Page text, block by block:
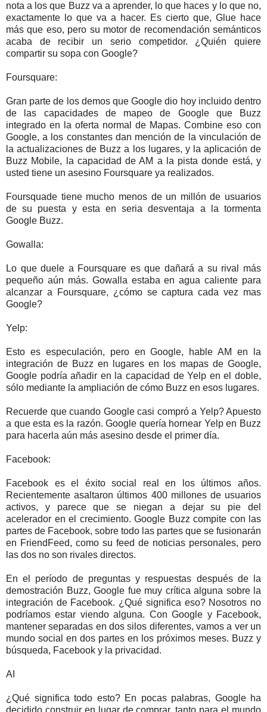
nota a los que Buzz va a aprender, lo que haces y lo que no,
exactamente lo que va a hacer. Es cierto que, Glue hace
más que eso, pero su motor de recomendación semánticos
acaba de recibir un serio competidor. ¿Quién quiere
compartir su sopa con Google?
Foursquare:
Gran parte de los demos que Google dio hoy incluido dentro
de las capacidades de mapeo de Google que Buzz
integrado en la oferta normal de Mapas. Combine eso con
Google, a los constantes dan mención de la vinculación de
la actualizaciones de Buzz a los lugares, y la aplicación de
Buzz Mobile, la capacidad de AM a la pista donde está, y
usted tiene un asesino Foursquare ya realizados.
Foursquade tiene mucho menos de un millón de usuarios
de su puesta y esta en seria desventaja a la tormenta
Google Buzz.
Gowalla:
Lo que duele a Foursquare es que dañará a su rival más
pequeño aún más. Gowalla estaba en agua caliente para
alcanzar a Foursquare, ¿cómo se captura cada vez mas
Google?
Yelp:
Esto es especulación, pero en Google, hable AM en la
integración de Buzz en lugares en los mapas de Google,
Google podría añadir en la capacidad de Yelp en el doble,
sólo mediante la ampliación de cómo Buzz en esos lugares.
Recuerde que cuando Google casi compró a Yelp? Apuesto
a que esta es la razón. Google quería hornear Yelp en Buzz
para hacerla aún más asesino desde el primer día.
Facebook:
Facebook es el éxito social real en los últimos años.
Recientemente asaltaron últimos 400 millones de usuarios
activos, y parece que se niegan a dejar su pie del
acelerador en el crecimiento. Google Buzz compite con las
partes de Facebook, sobre todo las partes que se fusionarán
en FriendFeed, como su feed de noticias personales, pero
las dos no son rivales directos.
En el período de preguntas y respuestas después de la
demostración Buzz, Google fue muy crítica alguna sobre la
integración de Facebook. ¿Qué significa eso? Nosotros no
podríamos estar viendo alguna. Con Google y Facebook,
mantener separadas en dos silos diferentes, vamos a ver un
mundo social en dos partes en los próximos meses. Buzz y
búsqueda, Facebook y la privacidad.
AI
¿Qué significa todo esto? En pocas palabras, Google ha